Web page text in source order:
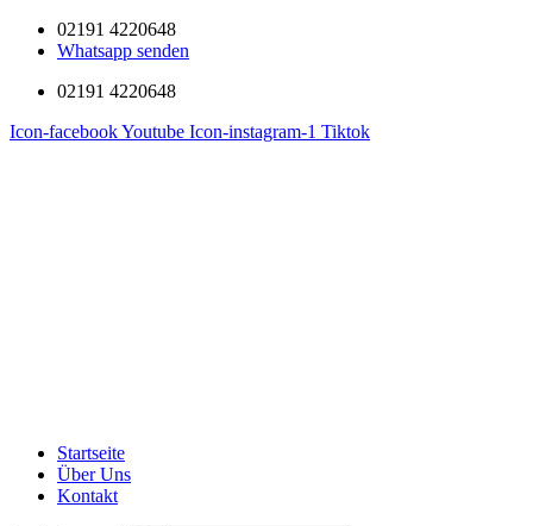
02191 4220648
Whatsapp senden
02191 4220648
Icon-facebookYoutube Icon-instagram-1 Tiktok
Startseite
Über Uns
Kontakt